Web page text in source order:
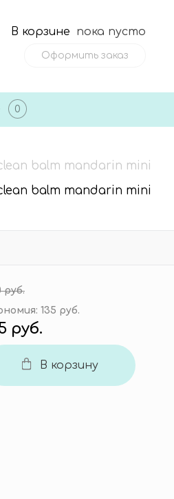
В корзине пока пусто
Оформить заказ
0
balm mandarin mini
balm mandarin mini
руб.
135 руб.
руб.
В корзину